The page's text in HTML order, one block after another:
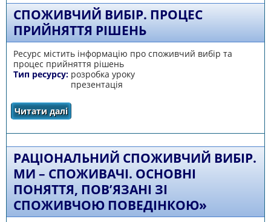
СПОЖИВЧИЙ ВИБІР. ПРОЦЕС
ПРИЙНЯТТЯ РІШЕНЬ
Ресурс містить інформацію про споживчий вибір та
процес прийняття рішень
Тип ресурсу: розробка уроку
презентація
Читати далі
РАЦІОНАЛЬНИЙ СПОЖИВЧИЙ ВИБІР.
МИ – СПОЖИВАЧІ. ОСНОВНІ
ПОНЯТТЯ, ПОВ’ЯЗАНІ ЗІ
СПОЖИВЧОЮ ПОВЕДІНКОЮ»